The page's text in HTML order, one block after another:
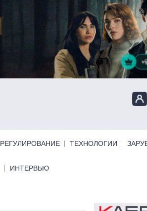
РЕГУЛИРОВАНИЕ ТЕХНОЛОГИИ
ИНТЕРВЬЮ